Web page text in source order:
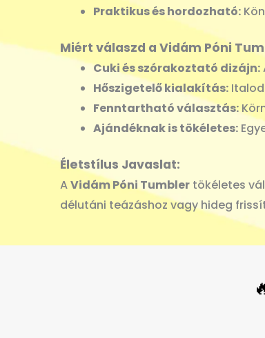
Praktikus és hordozható:
Miért válaszd a Vidám Póni
Cuki és szórakoztató dizájn:
Hőszigetelő kialakítás:
Fenntartható választás:
Ajándéknak is tökéletes:
Életstílus Javaslat:
AVidám Póni Tumbler tökéletes
délutáni teázáshoz vagy hideg